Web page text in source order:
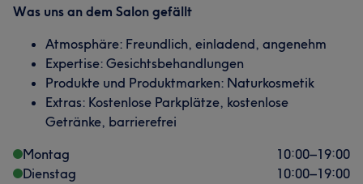
Was uns an dem Salon gefällt
Atmosphäre: Freundlich, einladend, angenehm
Expertise: Gesichtsbehandlungen
Produkte und Produktmarken: Naturkosmetik
Extras: Kostenlose Parkplätze, kostenlose
Getränke, barrierefrei
Montag
10:00–19:00
Dienstag
10:00–19:00